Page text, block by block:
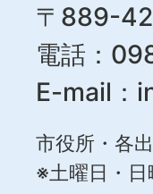
〒889-
電話：
E-mail：
市役所・各
※土曜日・